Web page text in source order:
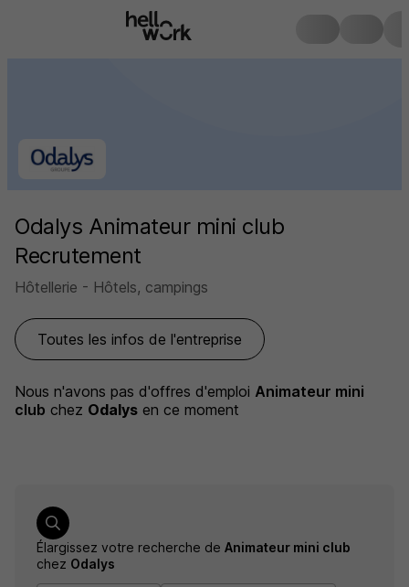
Odalys Animateur mini club
Recrutement
Hôtellerie - Hôtels, campings
Toutes les infos de l'entreprise
Nous n'avons pas d'offres d'emploi Animateur mini
club chez Odalys en ce moment
Élargissez votre recherche de Animateur mini club
chez Odalys